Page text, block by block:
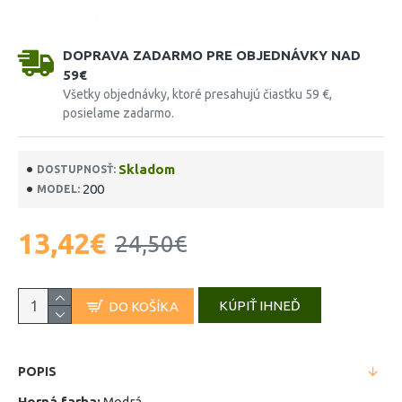
DOPRAVA ZADARMO PRE OBJEDNÁVKY NAD
59€
Všetky objednávky, ktoré presahujú čiastku 59 €,
posielame zadarmo.
DOSTUPNOSŤ: Skladom
MODEL: 200
13,42€ 24,50€
DO KOŠÍKA KÚPIŤ IHNEĎ
POPIS